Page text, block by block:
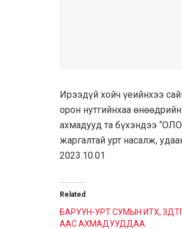
Ирээдүй хойч үеийнхээ
орон нутгийнхаа
ахмадууд та бүхэндээ
жаргалтай урт насалж,
2023.10.01
Related
БАРУУН-УРТ СУМЫН ИТХ,
ААС АХМАДУУДДАА